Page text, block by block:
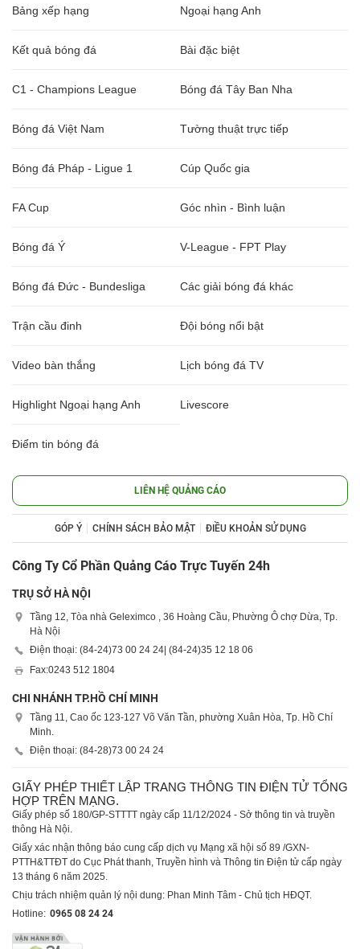
Bảng xếp hạng Ngoại hạng Anh
Kết quả bóng đá Bài đặc biệt
C1 - Champions League Bóng đá Tây Ban Nha
Bóng đá Việt Nam Tường thuật trực tiếp
Bóng đá Pháp - Ligue 1 Cúp Quốc gia
FA Cup Góc nhìn - Bình luận
Bóng đá Ý V-League - FPT Play
Bóng đá Đức - Bundesliga Các giải bóng đá khác
Trận cầu đinh Đội bóng nổi bật
Video bàn thắng Lịch bóng đá TV
Highlight Ngoại hạng Anh Livescore
Điểm tin bóng đá
LIÊN HỆ QUẢNG CÁO
GÓP Ý CHÍNH SÁCH BẢO MẬT ĐIỀU KHOẢN SỬ DỤNG
Công Ty Cổ Phần Quảng Cáo Trực Tuyến 24h
TRỤ SỞ HÀ NỘI
Tầng 12, Tòa nhà Geleximco , 36 Hoàng Cầu, Phường Ô chợ Dừa, Tp.
Hà Nội
Điện thoại: (84-24)73 00 24 24| (84-24)35 12 18 06
Fax:0243 512 1804
CHI NHÁNH TP.HỒ CHÍ MINH
Tầng 11, Cao ốc 123-127 Võ Văn Tần, phường Xuân Hòa, Tp. Hồ Chí
Minh.
Điện thoại: (84-28)73 00 24 24
GIẤY PHÉP THIẾT LẬP TRANG THÔNG TIN ĐIỆN TỬ TỔNG
HỢP TRÊN MẠNG.
Giấy phép số 180/GP-STTTT ngày cấp 11/12/2024 - Sở thông tin và truyền
thông Hà Nội.
Giấy xác nhận thông báo cung cấp dịch vụ Mạng xã hội số 89 /GXN-
PTTH&TTĐT do Cục Phát thanh, Truyền hình và Thông tin Điện tử cấp ngày
13 tháng 6 năm 2025.
Chịu trách nhiệm quản lý nội dung: Phan Minh Tâm - Chủ tịch HĐQT.
Hotline: 0965 08 24 24